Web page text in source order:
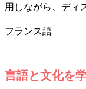
用しながら、ディ
フランス語
言語と文化を